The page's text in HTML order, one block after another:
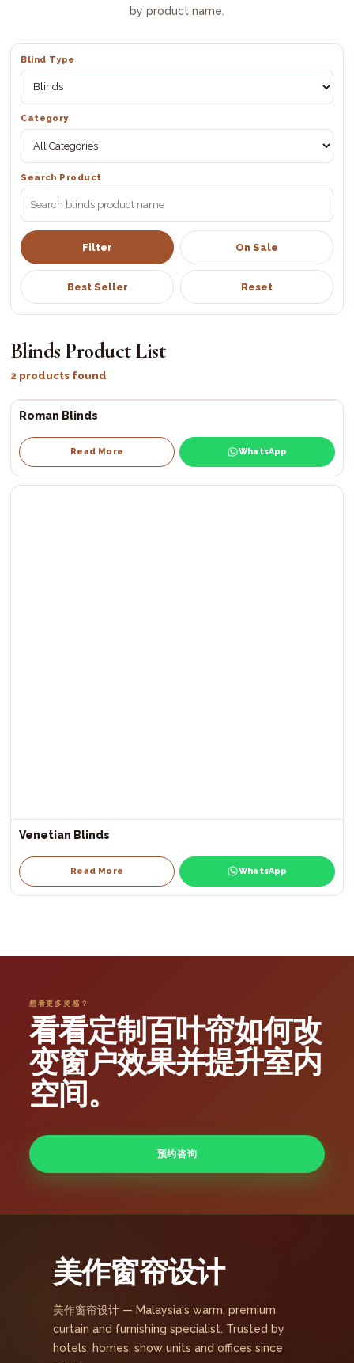
by product name.
Blind Type
Category
Search Product
Filter On Sale
Best Seller Reset
Blinds Product List
2 products found
Roman Blinds
Read More WhatsApp
Venetian Blinds
Read More WhatsApp
想看更多灵感？
看看定制百叶帘如何改
变窗户效果并提升室内
空间。
预约咨询
美作窗帘设计
美作窗帘设计 — Malaysia's warm, premium
curtain and furnishing specialist. Trusted by
hotels, homes, show units and offices since